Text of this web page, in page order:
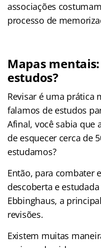
associações
processo de
Mapas
estudos?
Revisar é uma
falamos de estudos
Afinal, você sabia que
de esquecer cerca de
estudamos?
Então, para combater
descoberta e
Ebbinghaus, a
revisões.
Existem muitas